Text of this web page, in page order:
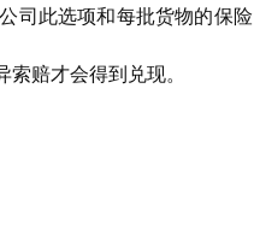
司此选项和每批货物的保险
赔才会得到兑现。